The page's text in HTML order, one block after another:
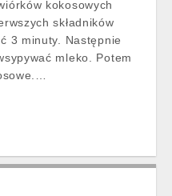
kokosowych
składników
3 minuty. Następnie
mleko. Potem